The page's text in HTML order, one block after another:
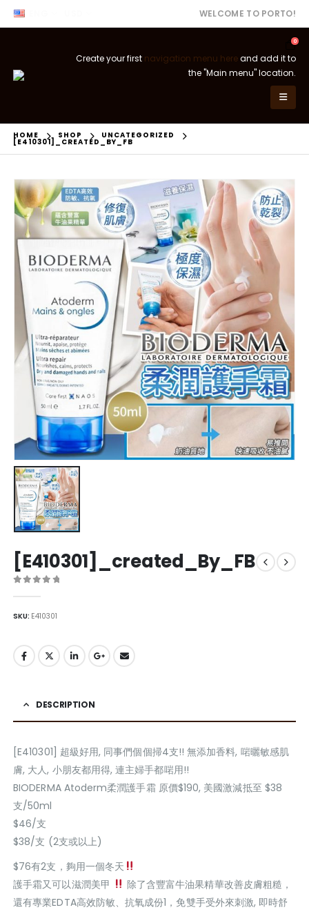
WELCOME TO PORTO!
0
Create your first navigation menu hereand add it to
the "Main menu" location.
HOME SHOP UNCATEGORIZED
[E410301]_CREATED_BY_FB
[E410301]_created_By_FB
SKU: E410301
DESCRIPTION
[E410301] 超級好用, 同事們個個掃4支!! 無添加香料, 啱曬敏感肌
膚, 大人, 小朋友都用得, 連主婦手都啱用!!
BIODERMA Atoderm柔潤護手霜 原價$190, 美國激減抵至 $38
支/50ml
$46/支
$38/支 (2支或以上)
$76有2支，夠用一個冬天
護手霜又可以滋潤美甲
除了含豐富牛油果精華改善皮膚粗糙，
還有專業EDTA高效防敏、抗氧成份1，免雙手受外來刺激, 即時舒